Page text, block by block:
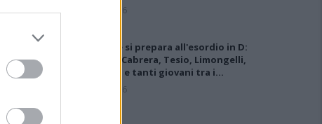
7 Ago 2026
L'Ossese si prepara all'esordio in D:
Forzati, Cabrera, Tesio, Limongelli,
Bolzicco e tanti giovani tra i…
7 Ago 2026